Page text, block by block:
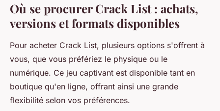
Où se procurer Crack List : achats,
versions et formats disponibles
Pour acheter Crack List, plusieurs options s'offrent à
vous, que vous préfériez le physique ou le
numérique. Ce jeu captivant est disponible tant en
boutique qu'en ligne, offrant ainsi une grande
flexibilité selon vos préférences.